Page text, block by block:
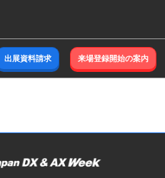
出展資料請求 来場登録開始の案内